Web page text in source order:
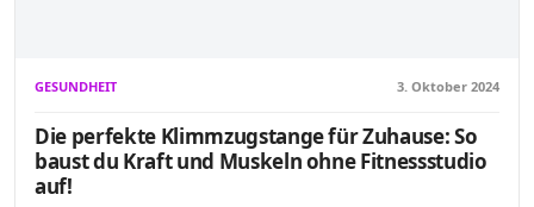
GESUNDHEIT 3. Oktober 2024
Die perfekte Klimmzugstange für Zuhause: So
baust du Kraft und Muskeln ohne Fitnessstudio
auf!